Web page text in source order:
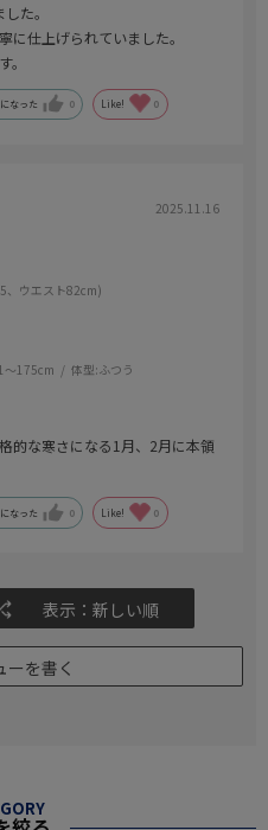
た。
に仕上げられていました。
なった 0 Like! 0
2025.11.16
、ウエスト82cm)
～175cm 体型:ふつう
的な寒さになる1月、2月に本領
なった 0 Like! 0
表示：新しい順
ーを書く